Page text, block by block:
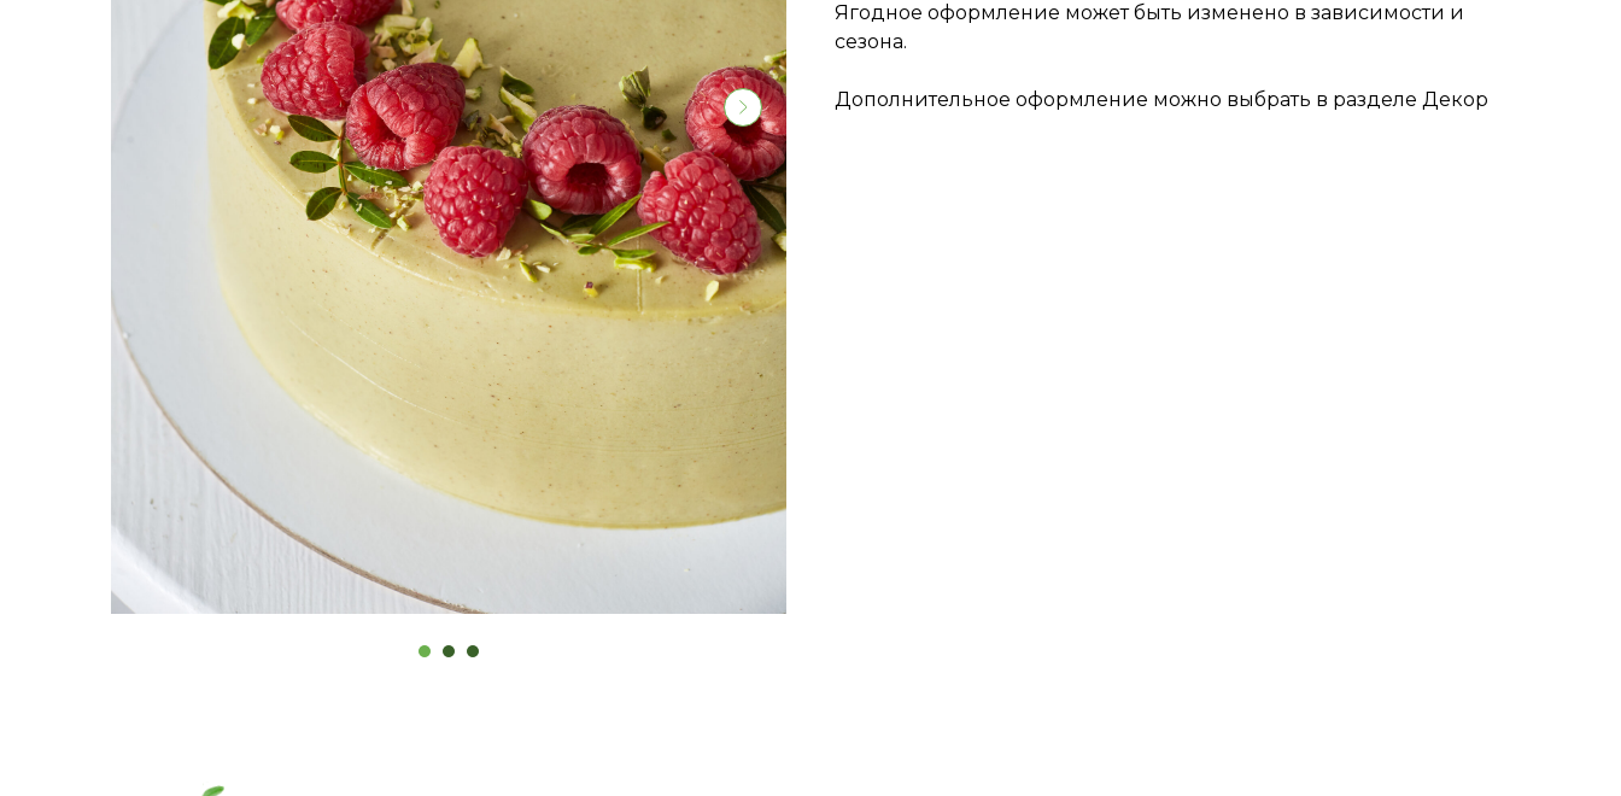
Ягодное оформление может быть изменено в зависимости и
сезона.
Дополнительное оформление можно выбрать в разделе Декор